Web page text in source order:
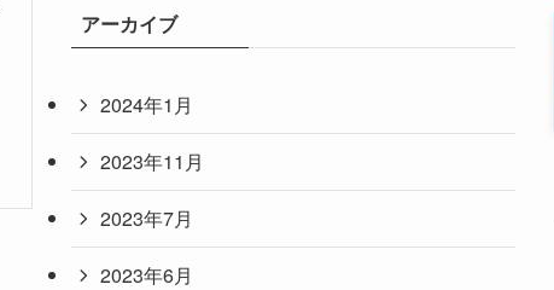
アーカイブ
2024年1月
2023年11月
2023年7月
2023年6月